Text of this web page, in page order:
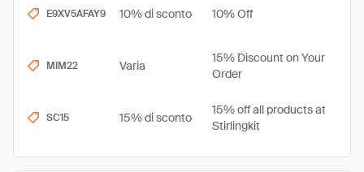
E9XV5AFAY9 10% di sconto 10% Off
MIM22 Varia
15% Discount on Your
Order
SC15 15% di sconto
15% off all products at
Stirlingkit